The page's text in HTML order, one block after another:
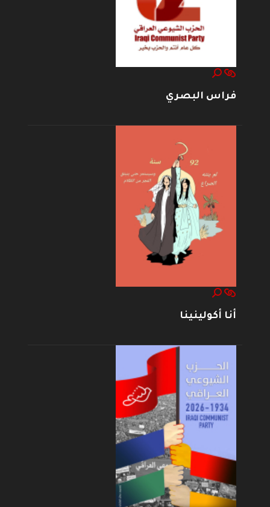
فراس البصري
أنا أكولينينا